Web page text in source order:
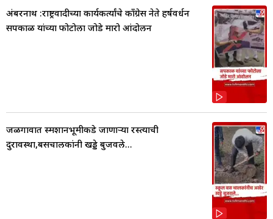
अंबरनाथ :राष्ट्रवादीच्या कार्यकर्त्यांचे काँग्रेस नेते हर्षवर्धन
सपकाळ यांच्या फोटोला जोडे मारो आंदोलन
जळगावात स्मशानभूमीकडे जाणाऱ्या रस्त्याची
दुरावस्था,बसचालकांनी खड्डे बुजवले...